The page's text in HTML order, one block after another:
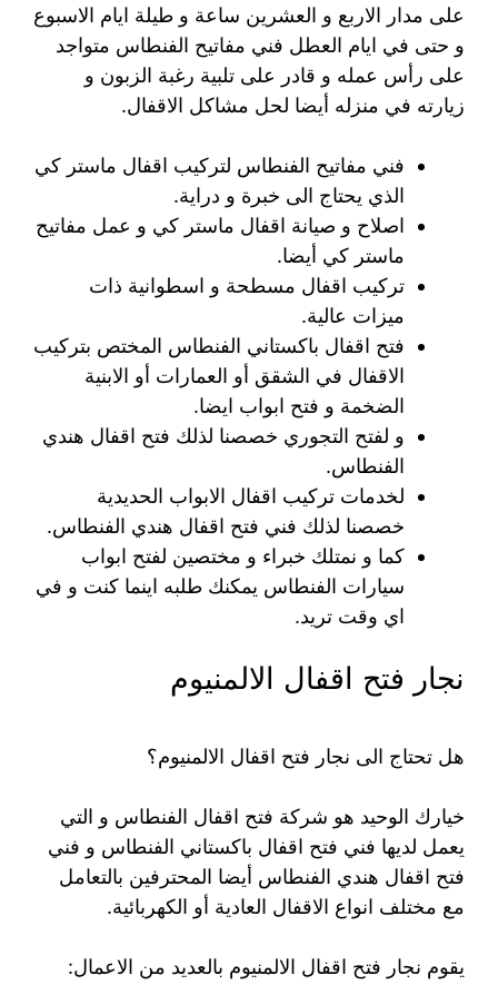
على مدار الاربع و العشرين ساعة و طيلة ايام الاسبوع
و حتى في ايام العطل فني مفاتيح الفنطاس متواجد
على رأس عمله و قادر على تلبية رغبة الزبون و
زيارته في منزله أيضا لحل مشاكل الاقفال.
فني مفاتيح الفنطاس لتركيب اقفال ماستر كي
الذي يحتاج الى خبرة و دراية.
اصلاح و صيانة اقفال ماستر كي و عمل مفاتيح
ماستر كي أيضا.
تركيب اقفال مسطحة و اسطوانية ذات
ميزات عالية.
فتح اقفال باكستاني الفنطاس المختص بتركيب
الاقفال في الشقق أو العمارات أو الابنية
الضخمة و فتح ابواب ايضا.
و لفتح التجوري خصصنا لذلك فتح اقفال هندي
الفنطاس.
لخدمات تركيب اقفال الابواب الحديدية
خصصنا لذلك فني فتح اقفال هندي الفنطاس.
كما و نمتلك خبراء و مختصين لفتح ابواب
سيارات الفنطاس يمكنك طلبه اينما كنت و في
اي وقت تريد.
نجار فتح اقفال الالمنيوم
هل تحتاج الى نجار فتح اقفال الالمنيوم؟
خيارك الوحيد هو شركة فتح اقفال الفنطاس و التي
يعمل لديها فني فتح اقفال باكستاني الفنطاس و فني
فتح اقفال هندي الفنطاس أيضا المحترفين بالتعامل
مع مختلف انواع الاقفال العادية أو الكهربائية.
يقوم نجار فتح اقفال الالمنيوم بالعديد من الاعمال: